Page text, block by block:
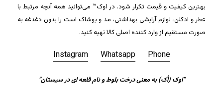
جمع جزء: 0تومان
بهترین کیفیت و قیمت تکرار شود. در اوک™ می‌توانید همه آنچه مرتبط با
عطر و ادکلن، لوازم آرایشی بهداشتی، مد و پوشاک است را بدون دغدغه به
صورت مستقیم از وارد کننده اصلی کالا تهیه کنید.
Instagram Whatsapp Phone
“اوک (اُک) به معنی درخت بلوط و نام قلعه ای در سیستان”